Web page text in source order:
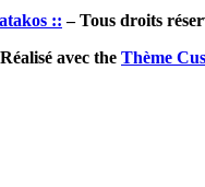
:: – Tous droits
avec the Thème